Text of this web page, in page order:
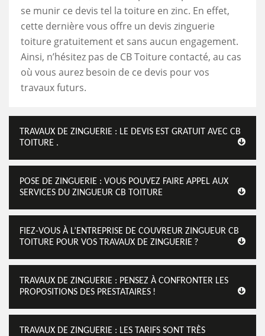
se munir ce devis tel la toiture en zinc. En effet,
cette dernière vous offre un devis zinguerie
toiture gratuitement et sans aucun engagement.
Ainsi, n’hésitez pas de CB Toiture contacté, au cas
où vous aurez besoin de ce devis pour vos
travaux futurs.
TRAVAUX DE ZINGUERIE : LE DEVIS EST GRATUIT AVEC CB
TOITURE .
POSE DE ZINGUERIE : VOUS POUVEZ FAIRE APPEL AUX
SERVICES DU ZINGUEUR CB TOITURE
FIEZ-VOUS À L’ENTREPRISE DE COUVREUR ZINGUEUR CB
TOITURE POUR VOS TRAVAUX DE ZINGUERIE ?
TRAVAUX DE ZINGUERIE : PENSEZ À CONFRONTER LES
PROPOSITIONS DES PRESTATAIRES !
TRAVAUX DE ZINGUERIE : LES TARIFS SONT TRÈS